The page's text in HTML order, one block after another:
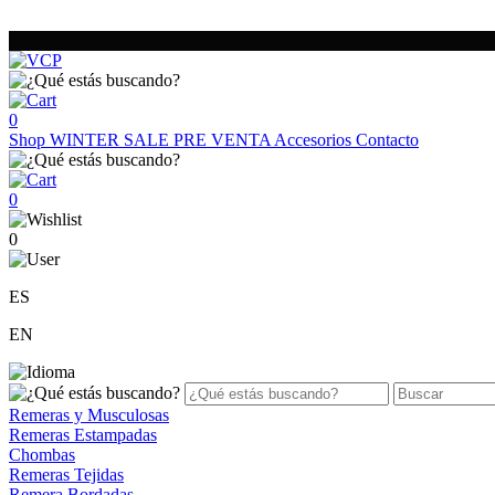
0
Shop WINTER SALE PRE VENTA Accesorios Contacto
0
0
ES
EN
Remeras y Musculosas
Remeras Estampadas
Chombas
Remeras Tejidas